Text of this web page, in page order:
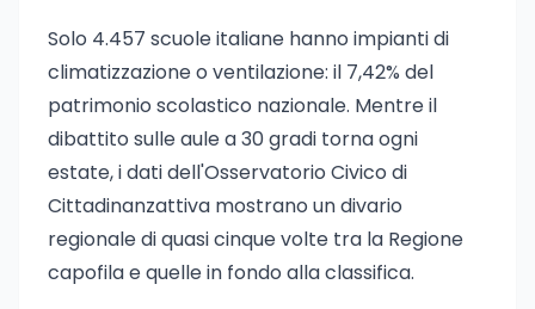
Solo 4.457 scuole italiane hanno impianti di
climatizzazione o ventilazione: il 7,42% del
patrimonio scolastico nazionale. Mentre il
dibattito sulle aule a 30 gradi torna ogni
estate, i dati dell'Osservatorio Civico di
Cittadinanzattiva mostrano un divario
regionale di quasi cinque volte tra la Regione
capofila e quelle in fondo alla classifica.